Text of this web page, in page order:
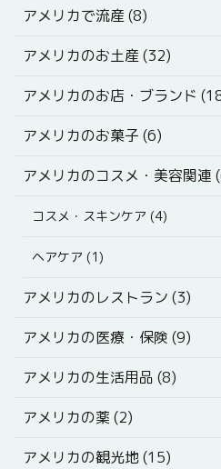
アメリカで流産 (8)
アメリカのお土産 (32)
アメリカのお店・ブランド
アメリカのお菓子 (6)
アメリカのコスメ・美容関連
コスメ・スキンケア (4)
ヘアケア (1)
アメリカのレストラン (3)
アメリカの医療・保険 (9)
アメリカの生活用品 (8)
アメリカの薬 (2)
アメリカの観光地 (15)